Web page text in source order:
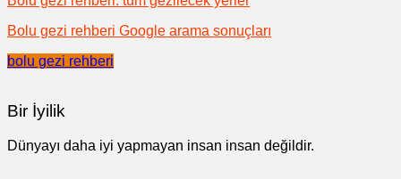
Bolu gezi rehberi Google arama sonuçları
bolu gezi rehberi
Bir İyilik
Dünyayı daha iyi yapmayan insan insan değildir.